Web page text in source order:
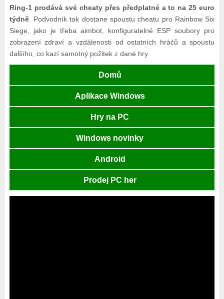
Ring-1 prodává své cheaty přes předplatné a to na 25 euro
týdně. Podvodník tak dostane spoustu cheatu pro Rainbow Six
Siege, jako je třeba aimbot, konfiguratelné ESP soubory pro
zobrazení zdraví a vzdálenosti od ostatních hráčů a spoustu
dalšího, co kazí samotný požitek z dané hry.
Domů
Aplikace Windows
Hry na PC
Windows novinky
Android
Prodej PC her